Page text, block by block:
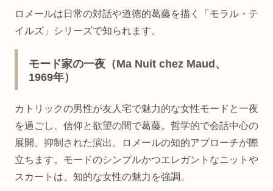
ロメールは日常の対話や道徳的葛藤を描く「モラル・テ
イルズ」シリーズで知られます。
モード家の一夜（Ma Nuit chez Maud、
1969年）
カトリックの男性が友人宅で魅力的な女性モードと一夜
を過ごし、信仰と欲望の間で葛藤。哲学的で会話中心の
展開、抑制された演出。ロメールの知的アプローチが際
立ちます。モードのシンプルかつエレガントなニットや
スカートは、知的な女性の魅力を強調。